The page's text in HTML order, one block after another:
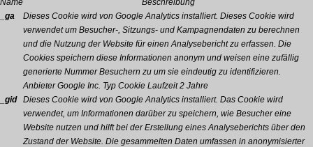
Name
Beschreibung
_ga
Dieses Cookie wird von Google Analytics installiert. Dieses Cookie wird
verwendet um Besucher-, Sitzungs- und Kampagnendaten zu berechnen
und die Nutzung der Website für einen Analysebericht zu erfassen. Die
Cookies speichern diese Informationen anonym und weisen eine zufällig
generierte Nummer Besuchern zu um sie eindeutig zu identifizieren.
Anbieter Google Inc. Typ Cookie Laufzeit 2 Jahre
_gid
Dieses Cookie wird von Google Analytics installiert. Das Cookie wird
verwendet, um Informationen darüber zu speichern, wie Besucher eine
Website nutzen und hilft bei der Erstellung eines Analyseberichts über den
Zustand der Website. Die gesammelten Daten umfassen in anonymisierter